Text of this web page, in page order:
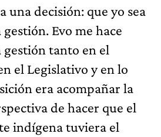
una decisión: que yo sea
Evo me hace
tanto en el
el Legislativo y en lo
era acompañar la
de hacer que el
indígena tuviera el